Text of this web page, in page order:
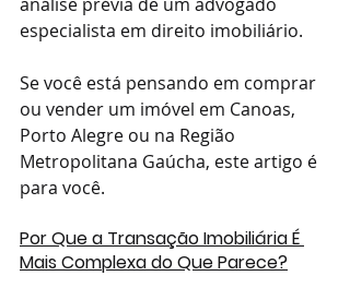
especialista em direito imobiliário.
Se você está pensando em comprar
ou vender um imóvel em Canoas,
Porto Alegre ou na Região
Metropolitana Gaúcha, este artigo é
para você.
Por Que a Transação Imobiliária É
Mais Complexa do Que Parece?